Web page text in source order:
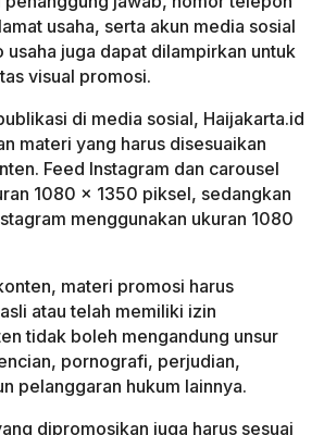
usaha, serta akun media sosial
usaha juga dapat dilampirkan untuk
visual promosi.
di media sosial, Haijakarta.id
materi yang harus disesuaikan
Feed Instagram dan carousel
1080 x 1350 piksel, sedangkan
menggunakan ukuran 1080
materi promosi harus
atau telah memiliki izin
tidak boleh mengandung unsur
pornografi, perjudian,
pelanggaran hukum lainnya.
dipromosikan juga harus sesuai